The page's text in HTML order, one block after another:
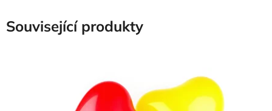
Související produkty